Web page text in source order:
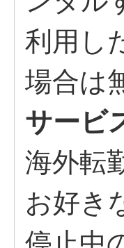
利用し
場合は
サービ
海外転
お好き